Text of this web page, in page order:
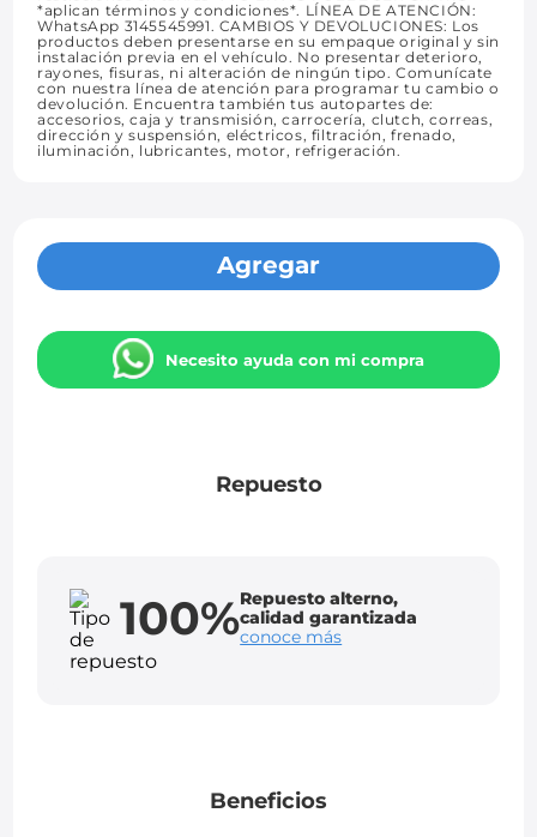
*aplican términos y condiciones*. LÍNEA DE ATENCIÓN:
WhatsApp 3145545991. CAMBIOS Y DEVOLUCIONES: Los
productos deben presentarse en su empaque original y sin
instalación previa en el vehículo. No presentar deterioro,
rayones, fisuras, ni alteración de ningún tipo. Comunícate
con nuestra línea de atención para programar tu cambio o
devolución. Encuentra también tus autopartes de:
accesorios, caja y transmisión, carrocería, clutch, correas,
dirección y suspensión, eléctricos, filtración, frenado,
iluminación, lubricantes, motor, refrigeración.
Agregar
Necesito ayuda con mi compra
Repuesto
100%Repuesto alterno,
calidad garantizada
conoce más
Beneficios